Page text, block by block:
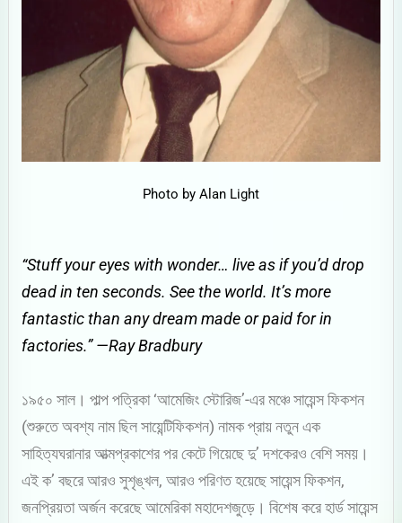
Photo by Alan Light
“Stuff your eyes with wonder… live as if you’d drop
dead in ten seconds. See the world. It’s more
fantastic than any dream made or paid for in
factories.” —Ray Bradbury
১৯৫০ সাল। পাল্প পত্রিকা ‘আমেজিং স্টোরিজ’-এর মঞ্চে সায়েন্স ফিকশন
(শুরুতে অবশ্য নাম ছিল সায়েন্টিফিকশন) নামক প্রায় নতুন এক
সাহিত্যঘরানার আত্মপ্রকাশের পর কেটে গিয়েছে দু’ দশকেরও বেশি সময়।
এই ক’ বছরে আরও সুশৃঙ্খল, আরও পরিণত হয়েছে সায়েন্স ফিকশন,
জনপ্রিয়তা অর্জন করেছে আমেরিকা মহাদেশজুড়ে। বিশেষ করে হার্ড সায়েন্স